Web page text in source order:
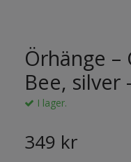
Örhänge –
Bee, silver
I lager.
349 kr